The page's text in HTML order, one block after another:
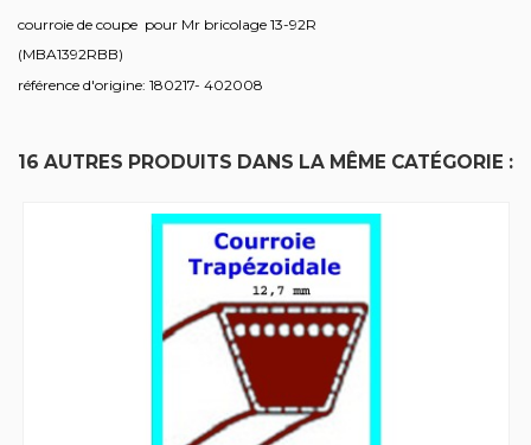
courroie de coupe pour Mr bricolage 13-92R
(MBA1392RBB)
référence d'origine: 180217- 402008
16 AUTRES PRODUITS DANS LA MÊME CATÉGORIE :